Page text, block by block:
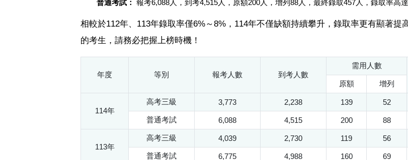
普通考試： 報考6,088人，到考4,515人，原額200人，增列88人，最終錄取457人，錄取率高達
相較於112年、113年錄取率僅6%～8%，114年不僅缺額持續攀升，錄取率更有顯著
的考生，請務必把握上榜時機！
年度 等別 報考人數 到考人數
需用人數
原額
增列
114年
高考三級 3,773 2,238 139 52
普通考試 6,088 4,515 200 88
113年
高考三級 4,039 2,730 119 56
普通考試 6,775 4,988 160 69